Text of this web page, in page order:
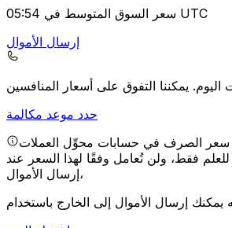
سعر السوق المتوسط في 05:54 UTC
إرسال الأموال
اليوم.
حدد موعد مكالمة
الصرف في حسابات محوِّل العملات
للعلم فقط، ولن تُعامل وفقًا لهذا السعر عند
إرسال الأموال،